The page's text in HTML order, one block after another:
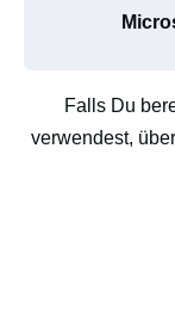
Falls Du
verwendest,